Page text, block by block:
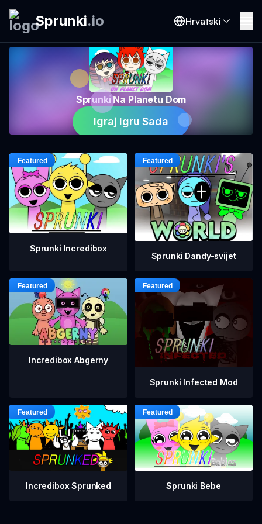
Sprunki.io Hrvatski
Sprunki Na Planetu Dom
Igraj Igru Sada
Sprunki Incredibox
Sprunki Dandy-svijet
Incredibox Abgerny
Sprunki Infected Mod
Incredibox Sprunked Sprunki Bebe